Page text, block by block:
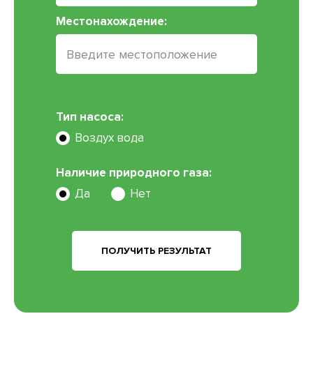
Местонахождение:
Тип насоса:
Воздух вода
Наличие природного газа:
Да
Нет